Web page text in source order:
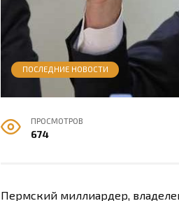
ПОСЛЕДНИЕ НОВОСТИ
ПРОСМОТРОВ
674
Пермский миллиардер,